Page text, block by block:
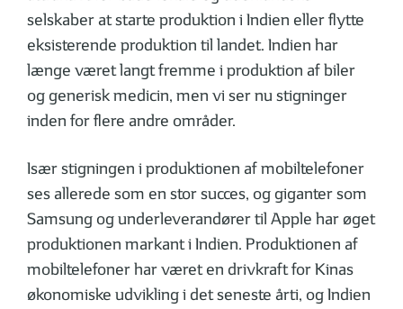
selskaber at starte produktion i Indien eller flytte
eksisterende produktion til landet. Indien har
længe været langt fremme i produktion af biler
og generisk medicin, men vi ser nu stigninger
inden for flere andre områder.
Især stigningen i produktionen af mobiltelefoner
ses allerede som en stor succes, og giganter som
Samsung og underleverandører til Apple har øget
produktionen markant i Indien. Produktionen af
mobiltelefoner har været en drivkraft for Kinas
økonomiske udvikling i det seneste årti, og Indien